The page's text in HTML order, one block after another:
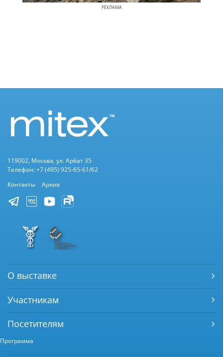
РЕКЛАМА
119002, Москва, ул. Арбат 35
Телефон: +7 (495) 925-65-61/62
Контакты
Архив
О выставке
Участникам
Посетителям
Программа